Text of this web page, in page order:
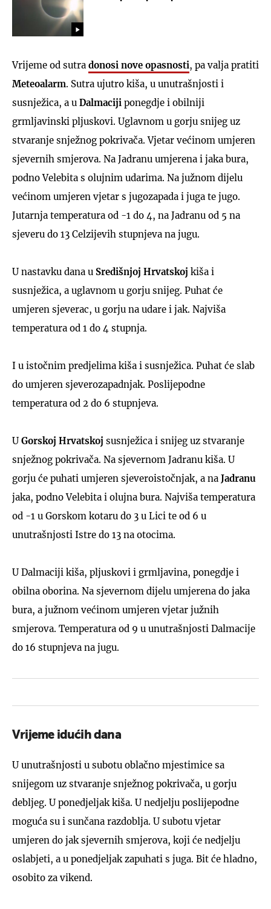
Vrijeme od sutra donosi nove opasnosti, pa valja pratiti
Meteoalarm. Sutra ujutro kiša, u unutrašnjosti i
susnježica, a u Dalmaciji ponegdje i obilniji
grmljavinski pljuskovi. Uglavnom u gorju snijeg uz
stvaranje snježnog pokrivača. Vjetar većinom umjeren
sjevernih smjerova. Na Jadranu umjerena i jaka bura,
podno Velebita s olujnim udarima. Na južnom dijelu
većinom umjeren vjetar s jugozapada i juga te jugo.
Jutarnja temperatura od -1 do 4, na Jadranu od 5 na
sjeveru do 13 Celzijevih stupnjeva na jugu.
U nastavku dana u Središnjoj Hrvatskoj kiša i
susnježica, a uglavnom u gorju snijeg. Puhat će
umjeren sjeverac, u gorju na udare i jak. Najviša
temperatura od 1 do 4 stupnja.
I u istočnim predjelima kiša i susnježica. Puhat će slab
do umjeren sjeverozapadnjak. Poslijepodne
temperatura od 2 do 6 stupnjeva.
U Gorskoj Hrvatskoj susnježica i snijeg uz stvaranje
snježnog pokrivača. Na sjevernom Jadranu kiša. U
gorju će puhati umjeren sjeveroistočnjak, a na Jadranu
jaka, podno Velebita i olujna bura. Najviša temperatura
od -1 u Gorskom kotaru do 3 u Lici te od 6 u
unutrašnjosti Istre do 13 na otocima.
U Dalmaciji kiša, pljuskovi i grmljavina, ponegdje i
obilna oborina. Na sjevernom dijelu umjerena do jaka
bura, a južnom većinom umjeren vjetar južnih
smjerova. Temperatura od 9 u unutrašnjosti Dalmacije
do 16 stupnjeva na jugu.
Vrijeme idućih dana
U unutrašnjosti u subotu oblačno mjestimice sa
snijegom uz stvaranje snježnog pokrivača, u gorju
debljeg. U ponedjeljak kiša. U nedjelju poslijepodne
moguća su i sunčana razdoblja. U subotu vjetar
umjeren do jak sjevernih smjerova, koji će nedjelju
oslabjeti, a u ponedjeljak zapuhati s juga. Bit će hladno,
osobito za vikend.